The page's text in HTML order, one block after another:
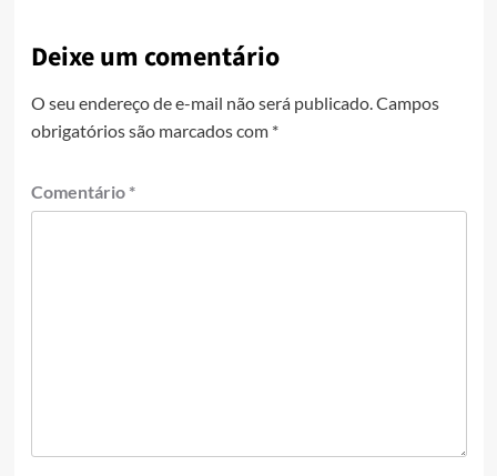
Deixe um comentário
O seu endereço de e-mail não será publicado. Campos
obrigatórios são marcados com *
Comentário *